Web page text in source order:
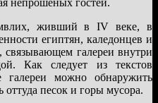
живший в IV веке, в
египтян, каледонцев и
связывающем галереи внутри
Как следует из текстов
можно обнаружить
песок и горы мусора.